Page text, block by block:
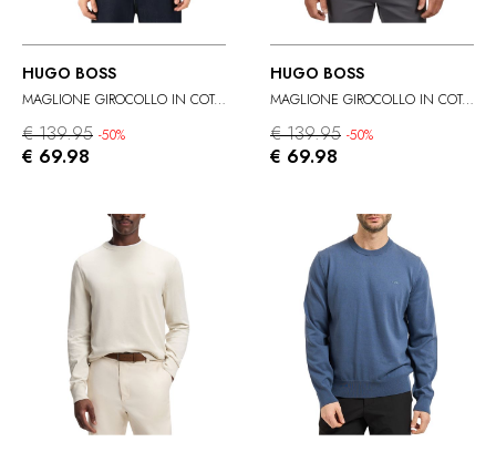
HUGO BOSS
MAGLIONE GIROCOLLO IN COTONE
€ 139.95 -50%
€ 69.98
HUGO BOSS
MAGLIONE GIROCOLLO IN COTONE
€ 139.95 -50%
€ 69.98